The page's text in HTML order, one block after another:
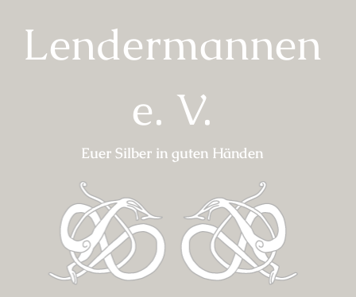
contentLendermannen
e. V.
Euer Silber in guten Händen